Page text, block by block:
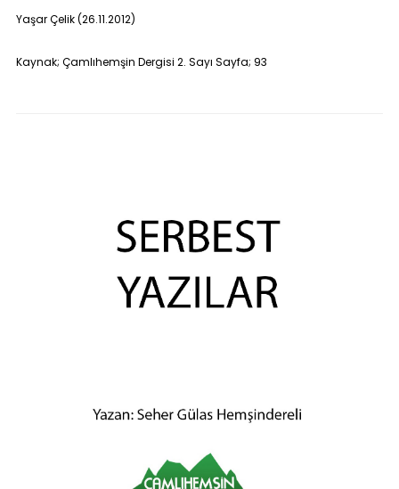
Yaşar Çelik (26.11.2012)
Kaynak; Çamlıhemşin Dergisi 2. Sayı Sayfa; 93